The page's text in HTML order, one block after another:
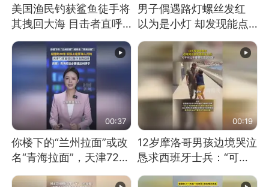
美国渔民钓获鲨鱼徒手将
其拽回大海 目击者直呼
震惊 （视频来源：参考
消息）
男子偶遇路灯螺丝发红
以为是小灯 却发现能点
燃香烟 当事人：已报警
处理
00:37
你楼下的“兰州拉面”或改
名“青海拉面”，天津72家
面馆已集体更换招牌
00:19
12岁摩洛哥男孩边境哭泣
恳求西班牙士兵：“可不
可以不要把我遣返回国”